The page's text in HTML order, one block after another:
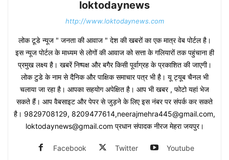
loktodaynews
http://www.loktodaynews.com
लोक टूडे न्यूज " जनता की आवाज " देश की खबरों का एक मात्र वेब पोर्टल है।
इस न्यूज पोर्टल के माध्यम से लोगों की आवाज को सत्ता के गलियारों तक पहुंचाना ही
प्रमुख लक्ष्य है। खबरें निष्पक्ष और बगैर किसी पूर्वाग्रह के प्रकाशित की जाएगी।
लोक टुडे के नाम से दैनिक और पाक्षिक समाचार पत्र भी है। यू ट्यूब चैनल भी
चलाया जा रहा है। आपका सहयोग अपेक्षित है। आप भी खबर , फोटो यहां भेज
सकते हैं। आप वैबसाइट और पेपर से जुड़ने के लिए इस नंबर पर संपर्क कर सकते
है। 9829708129, 8209477614,neerajmehra445@gmail.com,
loktodaynews@gmail.com प्रधान संपादक नीरज मेहरा जयपुर।
Facebook Twitter Youtube